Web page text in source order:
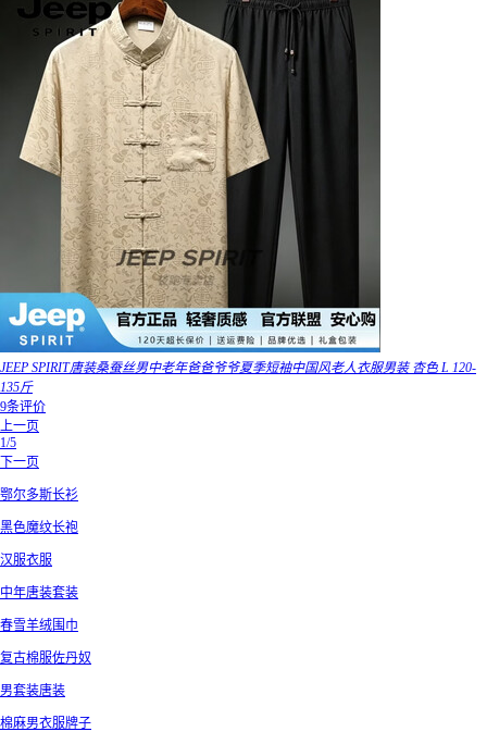
JEEP SPIRIT唐装桑蚕丝男中老年爸爸爷爷夏季短袖中国风老人衣服男装 杏色 L 120-
135斤
9条评价
上一页
1/5
下一页
鄂尔多斯长衫
黑色魔纹长袍
汉服衣服
中年唐装套装
春雪羊绒围巾
复古棉服佐丹奴
男套装唐装
棉麻男衣服牌子